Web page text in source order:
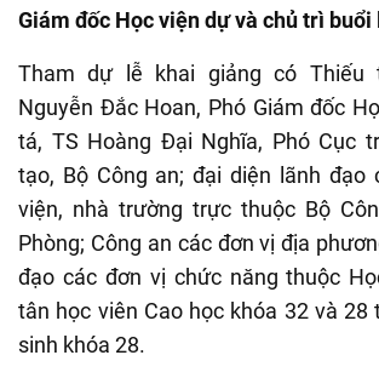
Giám đốc Học viện dự và chủ trì buổi
Tham dự lễ khai giảng có Thiếu
Nguyễn Đắc Hoan, Phó Giám đốc
tá, TS Hoàng Đại Nghĩa, Phó Cục
tạo, Bộ Công an; đại diện lãnh đạo
viện, nhà trường trực thuộc Bộ
Phòng; Công an các đơn vị địa
đạo các đơn vị chức năng thuộc
tân học viên Cao học khóa 32 và 28
sinh khóa 28.